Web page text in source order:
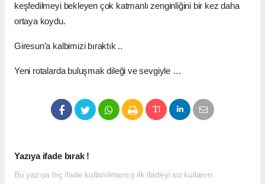
keşfedilmeyi bekleyen çok katmanlı zenginliğini bir kez daha
ortaya koydu.
Giresun’a kalbimizi bıraktık ..
Yeni rotalarda buluşmak dileği ve sevgiyle …
Yazıya ifade bırak !
Bu yazıya hiç ifade kullanılmamış ilk ifadeyi siz kullanın.